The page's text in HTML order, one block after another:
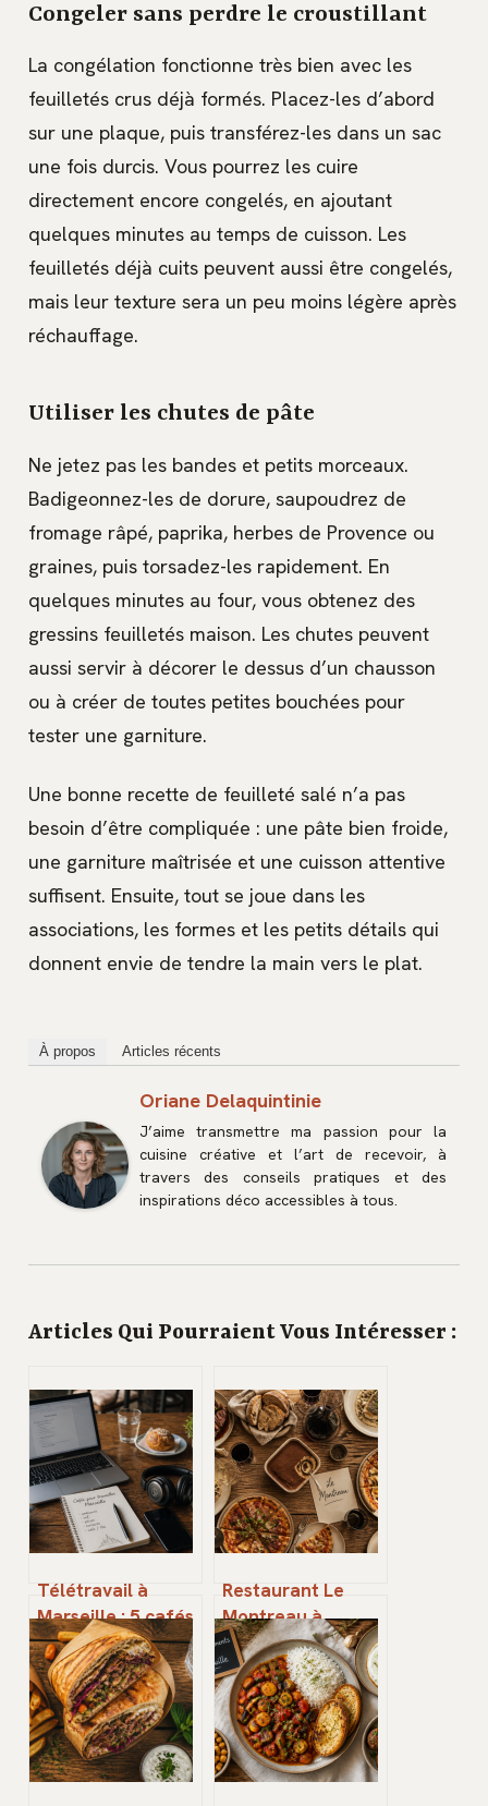
Congeler sans perdre le croustillant
La congélation fonctionne très bien avec les
feuilletés crus déjà formés. Placez-les d’abord
sur une plaque, puis transférez-les dans un sac
une fois durcis. Vous pourrez les cuire
directement encore congelés, en ajoutant
quelques minutes au temps de cuisson. Les
feuilletés déjà cuits peuvent aussi être congelés,
mais leur texture sera un peu moins légère après
réchauffage.
Utiliser les chutes de pâte
Ne jetez pas les bandes et petits morceaux.
Badigeonnez-les de dorure, saupoudrez de
fromage râpé, paprika, herbes de Provence ou
graines, puis torsadez-les rapidement. En
quelques minutes au four, vous obtenez des
gressins feuilletés maison. Les chutes peuvent
aussi servir à décorer le dessus d’un chausson
ou à créer de toutes petites bouchées pour
tester une garniture.
Une bonne recette de feuilleté salé n’a pas
besoin d’être compliquée : une pâte bien froide,
une garniture maîtrisée et une cuisson attentive
suffisent. Ensuite, tout se joue dans les
associations, les formes et les petits détails qui
donnent envie de tendre la main vers le plat.
À propos Articles récents
Oriane Delaquintinie
J’aime transmettre ma passion pour la
cuisine créative et l’art de recevoir, à
travers des conseils pratiques et des
inspirations déco accessibles à tous.
Articles Qui Pourraient Vous Intéresser :
Télétravail à
Marseille : 5 cafés
avec wifi fibre,
prises garanties et
calme absolu
Restaurant Le
Montreau à
Montreuil : une
cuisine généreuse
entre terre et mer